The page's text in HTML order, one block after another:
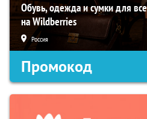
Обувь, одежда и сумки для
на Wildberries
Россия
Промокод